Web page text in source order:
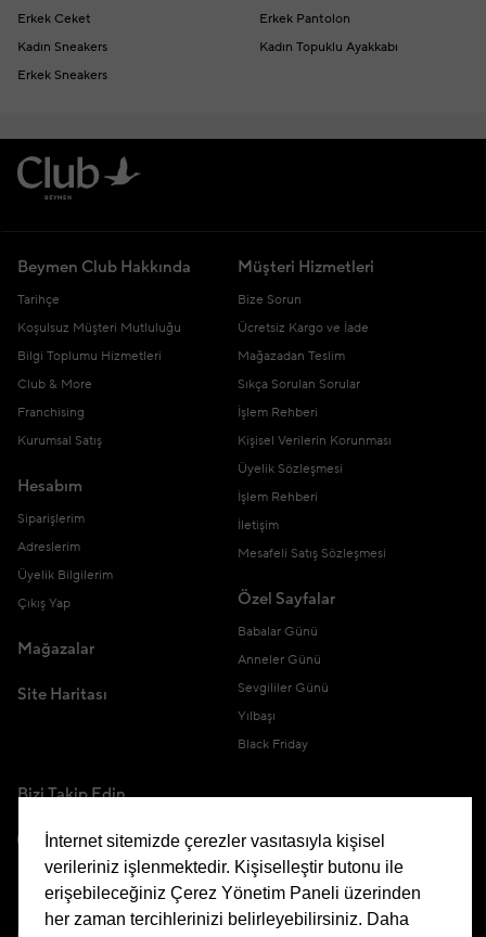
Erkek Ceket
Erkek Pantolon
Kadın Sneakers
Kadın Topuklu Ayakkabı
Erkek Sneakers
Beymen Club Hakkında
Tarihçe
Koşulsuz Müşteri Mutluluğu
Bilgi Toplumu Hizmetleri
Club & More
Franchising
Kurumsal Satış
Hesabım
Siparişlerim
Adreslerim
Üyelik Bilgilerim
Çıkış Yap
Mağazalar
Site Haritası
Müşteri Hizmetleri
Bize Sorun
Ücretsiz Kargo ve İade
Mağazadan Teslim
Sıkça Sorulan Sorular
İşlem Rehberi
Kişisel Verilerin Korunması
Üyelik Sözleşmesi
İşlem Rehberi
İletişim
Mesafeli Satış Sözleşmesi
Özel Sayfalar
Babalar Günü
Anneler Günü
Sevgililer Günü
Yılbaşı
Black Friday
Bizi Takip Edin
Uygulamamızı İndirin
İnternet sitemizde çerezler vasıtasıyla kişisel
verileriniz işlenmektedir. Kişiselleştir butonu ile
erişebileceğiniz Çerez Yönetim Paneli üzerinden
her zaman tercihlerinizi belirleyebilirsiniz. Daha